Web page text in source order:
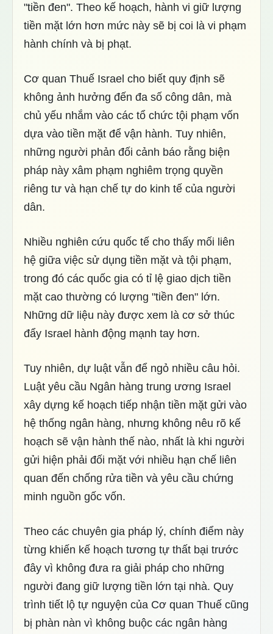
"tiền đen". Theo kế hoạch, hành vi giữ lượng
tiền mặt lớn hơn mức này sẽ bị coi là vi phạm
hành chính và bị phạt.
Cơ quan Thuế Israel cho biết quy định sẽ
không ảnh hưởng đến đa số công dân, mà
chủ yếu nhắm vào các tổ chức tội phạm vốn
dựa vào tiền mặt để vận hành. Tuy nhiên,
những người phản đối cảnh báo rằng biện
pháp này xâm phạm nghiêm trọng quyền
riêng tư và hạn chế tự do kinh tế của người
dân.
Nhiều nghiên cứu quốc tế cho thấy mối liên
hệ giữa việc sử dụng tiền mặt và tội phạm,
trong đó các quốc gia có tỉ lệ giao dịch tiền
mặt cao thường có lượng "tiền đen" lớn.
Những dữ liệu này được xem là cơ sở thúc
đẩy Israel hành động mạnh tay hơn.
Tuy nhiên, dự luật vẫn để ngỏ nhiều câu hỏi.
Luật yêu cầu Ngân hàng trung ương Israel
xây dựng kế hoạch tiếp nhận tiền mặt gửi vào
hệ thống ngân hàng, nhưng không nêu rõ kế
hoạch sẽ vận hành thế nào, nhất là khi người
gửi hiện phải đối mặt với nhiều hạn chế liên
quan đến chống rửa tiền và yêu cầu chứng
minh nguồn gốc vốn.
Theo các chuyên gia pháp lý, chính điểm này
từng khiến kế hoạch tương tự thất bại trước
đây vì không đưa ra giải pháp cho những
người đang giữ lượng tiền lớn tại nhà. Quy
trình tiết lộ tự nguyện của Cơ quan Thuế cũng
bị phàn nàn vì không buộc các ngân hàng